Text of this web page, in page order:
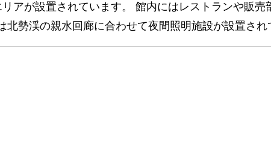
アが設置されています。 館内にはレストランや販売
勢渓の親水回廊に合わせて夜間照明施設が設置され